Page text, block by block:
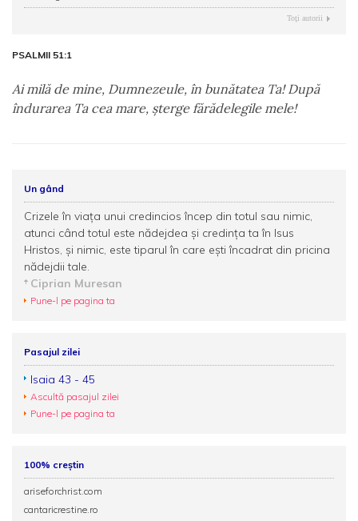
Toţi autorii
PSALMII 51:1
Ai milă de mine, Dumnezeule, în bunătatea Ta! După
îndurarea Ta cea mare, şterge fărădelegile mele!
Un gând
Crizele în viața unui credincios încep din totul sau nimic,
atunci când totul este nădejdea și credința ta în Isus
Hristos, și nimic, este tiparul în care ești încadrat din pricina
nădejdii tale.
Ciprian Muresan
Pune-l pe pagina ta
Pasajul zilei
Isaia 43 - 45
Ascultă pasajul zilei
Pune-l pe pagina ta
100% creștin
ariseforchrist.com
cantaricrestine.ro